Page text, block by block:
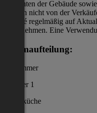
Ansichten der Gebäude
werden nicht von der
Exposé regelmäßig auf
aufzunehmen. Eine
Raumaufteilung:
Vorzimmer
Zimmer 1
Wohnküche